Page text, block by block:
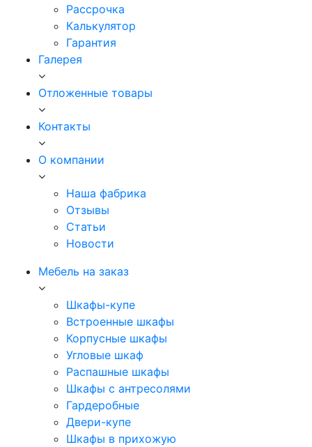
Рассрочка
Калькулятор
Гарантия
Галерея
Отложенные товары
Контакты
О компании
Наша фабрика
Отзывы
Статьи
Новости
Мебель на заказ
Шкафы-купе
Встроенные шкафы
Корпусные шкафы
Угловые шкаф
Распашные шкафы
Шкафы с антресолями
Гардеробные
Двери-купе
Шкафы в прихожую